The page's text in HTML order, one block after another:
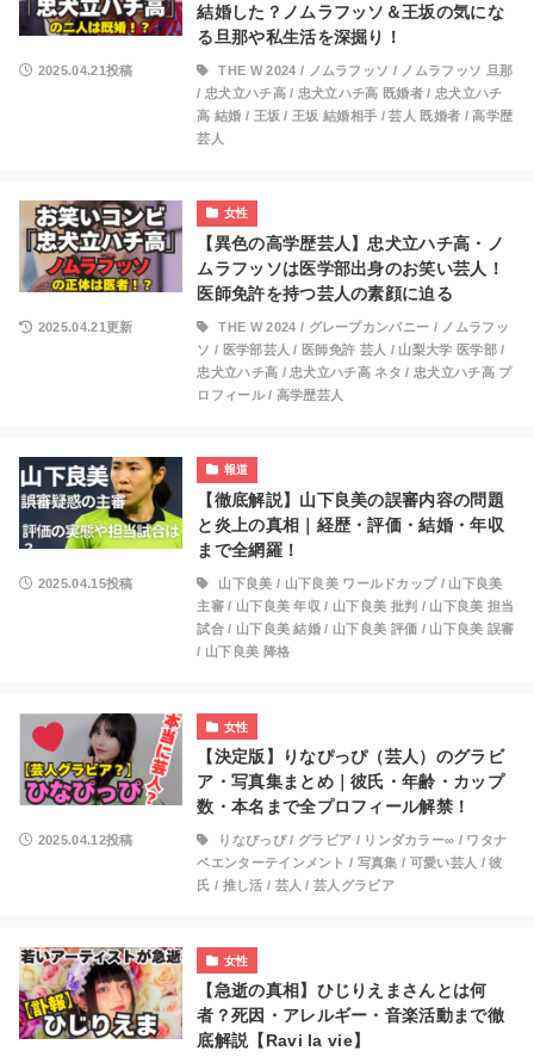
結婚した？ノムラフッソ＆王坂の気にな
る旦那や私生活を深掘り！
2025.04.21投稿 THE W 2024 / ノムラフッソ / ノムラフッソ 旦那
/ 忠犬立ハチ高/ 忠犬立ハチ高 既婚者 / 忠犬立ハチ
高 結婚 / 王坂 / 王坂 結婚相手 /芸人 既婚者 /高学歴
芸人
女性
【異色の高学歴芸人】忠犬立ハチ高・ノ
ムラフッソは医学部出身のお笑い芸人！
医師免許を持つ芸人の素顔に迫る
2025.04.21更新 THE W 2024 / グレープカンパニー / ノムラフッ
ソ / 医学部芸人 / 医師免許 芸人 / 山梨大学 医学部/
忠犬立ハチ高 / 忠犬立ハチ高 ネタ / 忠犬立ハチ高 プ
ロフィール/ 高学歴芸人
報道
【徹底解説】山下良美の誤審内容の問題
と炎上の真相｜経歴・評価・結婚・年収
まで全網羅！
2025.04.15投稿 山下良美 / 山下良美 ワールドカップ/ 山下良美
主審/ 山下良美 年収 / 山下良美 批判 / 山下良美 担当
試合/ 山下良美 結婚 / 山下良美 評価 / 山下良美 誤審
/ 山下良美 降格
女性
【決定版】りなぴっぴ（芸人）のグラビ
ア・写真集まとめ｜彼氏・年齢・カップ
数・本名まで全プロフィール解禁！
2025.04.12投稿 りなぴっぴ/ グラビア / リンダカラー∞ / ワタナ
ベエンターテインメント / 写真集 / 可愛い芸人 /彼
氏 / 推し活 / 芸人 /芸人グラビア
女性
【急逝の真相】ひじりえまさんとは何
者？死因・アレルギー・音楽活動まで徹
底解説【Ravi la vie】